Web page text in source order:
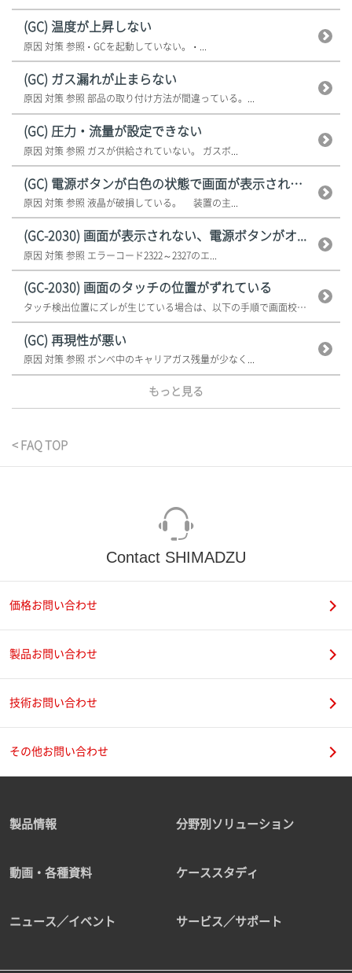
(GC) 温度が上昇しない
原因 対策 参照 • GCを起動していない。 • ...
(GC) ガス漏れが止まらない
原因 対策 参照 部品の取り付け方法が間違っている。...
(GC) 圧力・流量が設定できない
原因 対策 参照 ガスが供給されていない。 ガスボ...
(GC) 電源ボタンが白色の状態で画面が表示されない
原因 対策 参照 液晶が破損している。 装置の主...
(GC-2030) 画面が表示されない、電源ボタンがオ...
原因 対策 参照 エラーコード2322～2327のエ...
(GC-2030) 画面のタッチの位置がずれている
タッチ検出位置にズレが生じている場合は、以下の手順で画面校正をしてください...
(GC) 再現性が悪い
原因 対策 参照 ボンベ中のキャリアガス残量が少なく...
もっと見る
< FAQ TOP
Contact SHIMADZU
価格お問い合わせ
製品お問い合わせ
技術お問い合わせ
その他お問い合わせ
製品情報 分野別ソリューション
動画・各種資料 ケーススタディ
ニュース／イベント サービス／サポート